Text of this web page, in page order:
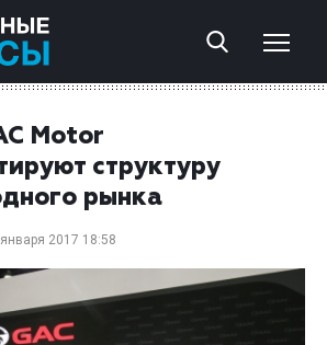
Motor
структуру
рынка
2017 18:58